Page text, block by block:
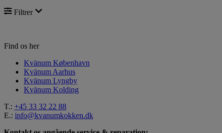
Filtrer
Find os her
Kvänum København
Kvänum Aarhus
Kvänum Lyngby
Kvänum Kolding
T.: +45 33 32 22 88
E.: info@kvanumkokken.dk